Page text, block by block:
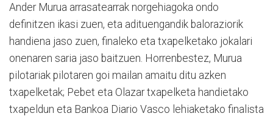
Ander Murua arrasatearrak norgehiagoka ondo
definitzen ikasi zuen, eta adituengandik baloraziorik
handiena jaso zuen, finaleko eta txapelketako jokalari
onenaren saria jaso baitzuen. Horrenbestez, Murua
pilotariak pilotaren goi mailan amaitu ditu azken
txapelketak; Pebet eta Olazar txapelketa handietako
txapeldun eta Bankoa Diario Vasco lehiaketako finalista